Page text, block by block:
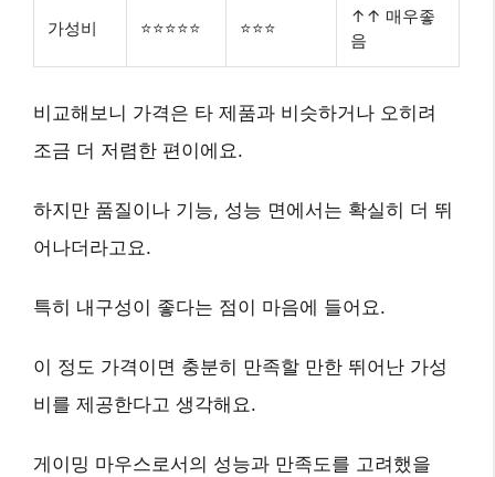
가성비 ⭐⭐⭐⭐⭐ ⭐⭐⭐
↑↑ 매우좋
음
비교해보니 가격은 타 제품과 비슷하거나 오히려
조금 더 저렴한 편이에요.
하지만 품질이나 기능, 성능 면에서는 확실히 더 뛰
어나더라고요.
특히 내구성이 좋다는 점이 마음에 들어요.
이 정도 가격이면 충분히 만족할 만한 뛰어난 가성
비를 제공한다고 생각해요.
게이밍 마우스로서의 성능과 만족도를 고려했을